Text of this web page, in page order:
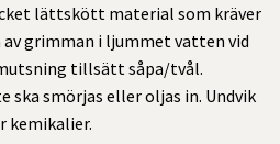
lättskött material som kräver
grimman i ljummet vatten vid
tillsätt såpa/tvål.
smörjas eller oljas in. Undvik
kemikalier.